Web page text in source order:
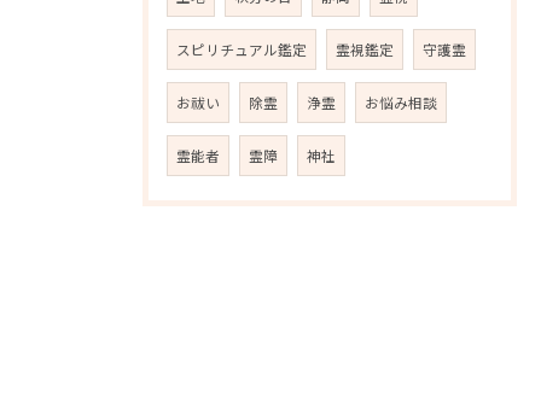
スピリチュアル鑑定 霊視鑑定 守護霊
お祓い 除霊 浄霊 お悩み相談
霊能者 霊障 神社